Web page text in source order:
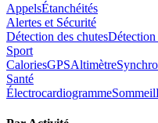
AppelsÉtanchéités
Alertes et Sécurité
Détection des chutesDétection
Sport
CaloriesGPSAltimètre
Santé
ÉlectrocardiogrammeSommeil